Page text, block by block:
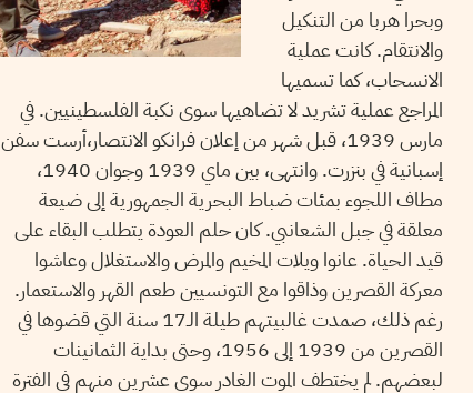
وبحرا هربا من التنكيل
والانتقام. كانت عملية
الانسحاب، كما تسميها
المراجع عملية تشريد لا تضاهيها سوى نكبة الفلسطينيين. في
مارس 1939، قبل شهر من إعلان فرانكو الانتصار،أرست سفن
إسبانية في بنزرت. وانتهى، بين ماي 1939 وجوان 1940،
مطاف اللجوء بمئات ضباط البحرية الجمهورية إلى ضيعة
معلقة في جبل الشعانبي. كان حلم العودة يتطلب البقاء على
قيد الحياة. عانوا ويلات المخيم والمرض والاستغلال وعاشوا
معركة القصرين وذاقوا مع التونسيين طعم القهر والاستعمار.
رغم ذلك، صمدت غالبيتهم طيلة الـ17 سنة التي قضوها في
القصرين من 1939 إلى 1956، وحتى بداية الثمانينات
لبعضهم. لم يختطف الموت الغادر سوى عشرين منهم في الفترة